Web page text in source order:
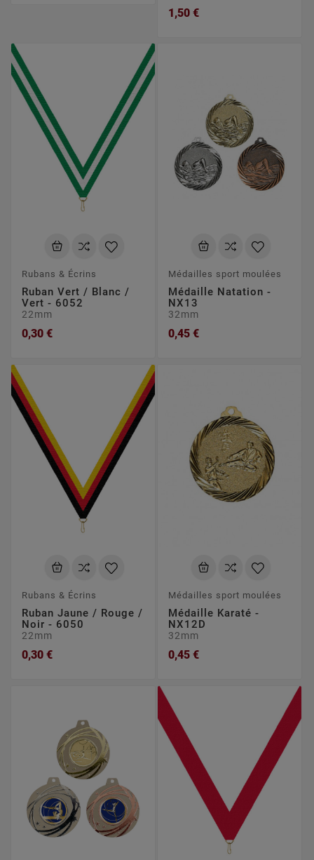
1,50 €
Rubans & Écrins
Ruban Vert / Blanc /
Vert - 6052
22mm
0,30 €
Médailles sport moulées
Médaille Natation -
NX13
32mm
0,45 €
Rubans & Écrins
Ruban Jaune / Rouge /
Noir - 6050
22mm
0,30 €
Médailles sport moulées
Médaille Karaté -
NX12D
32mm
0,45 €